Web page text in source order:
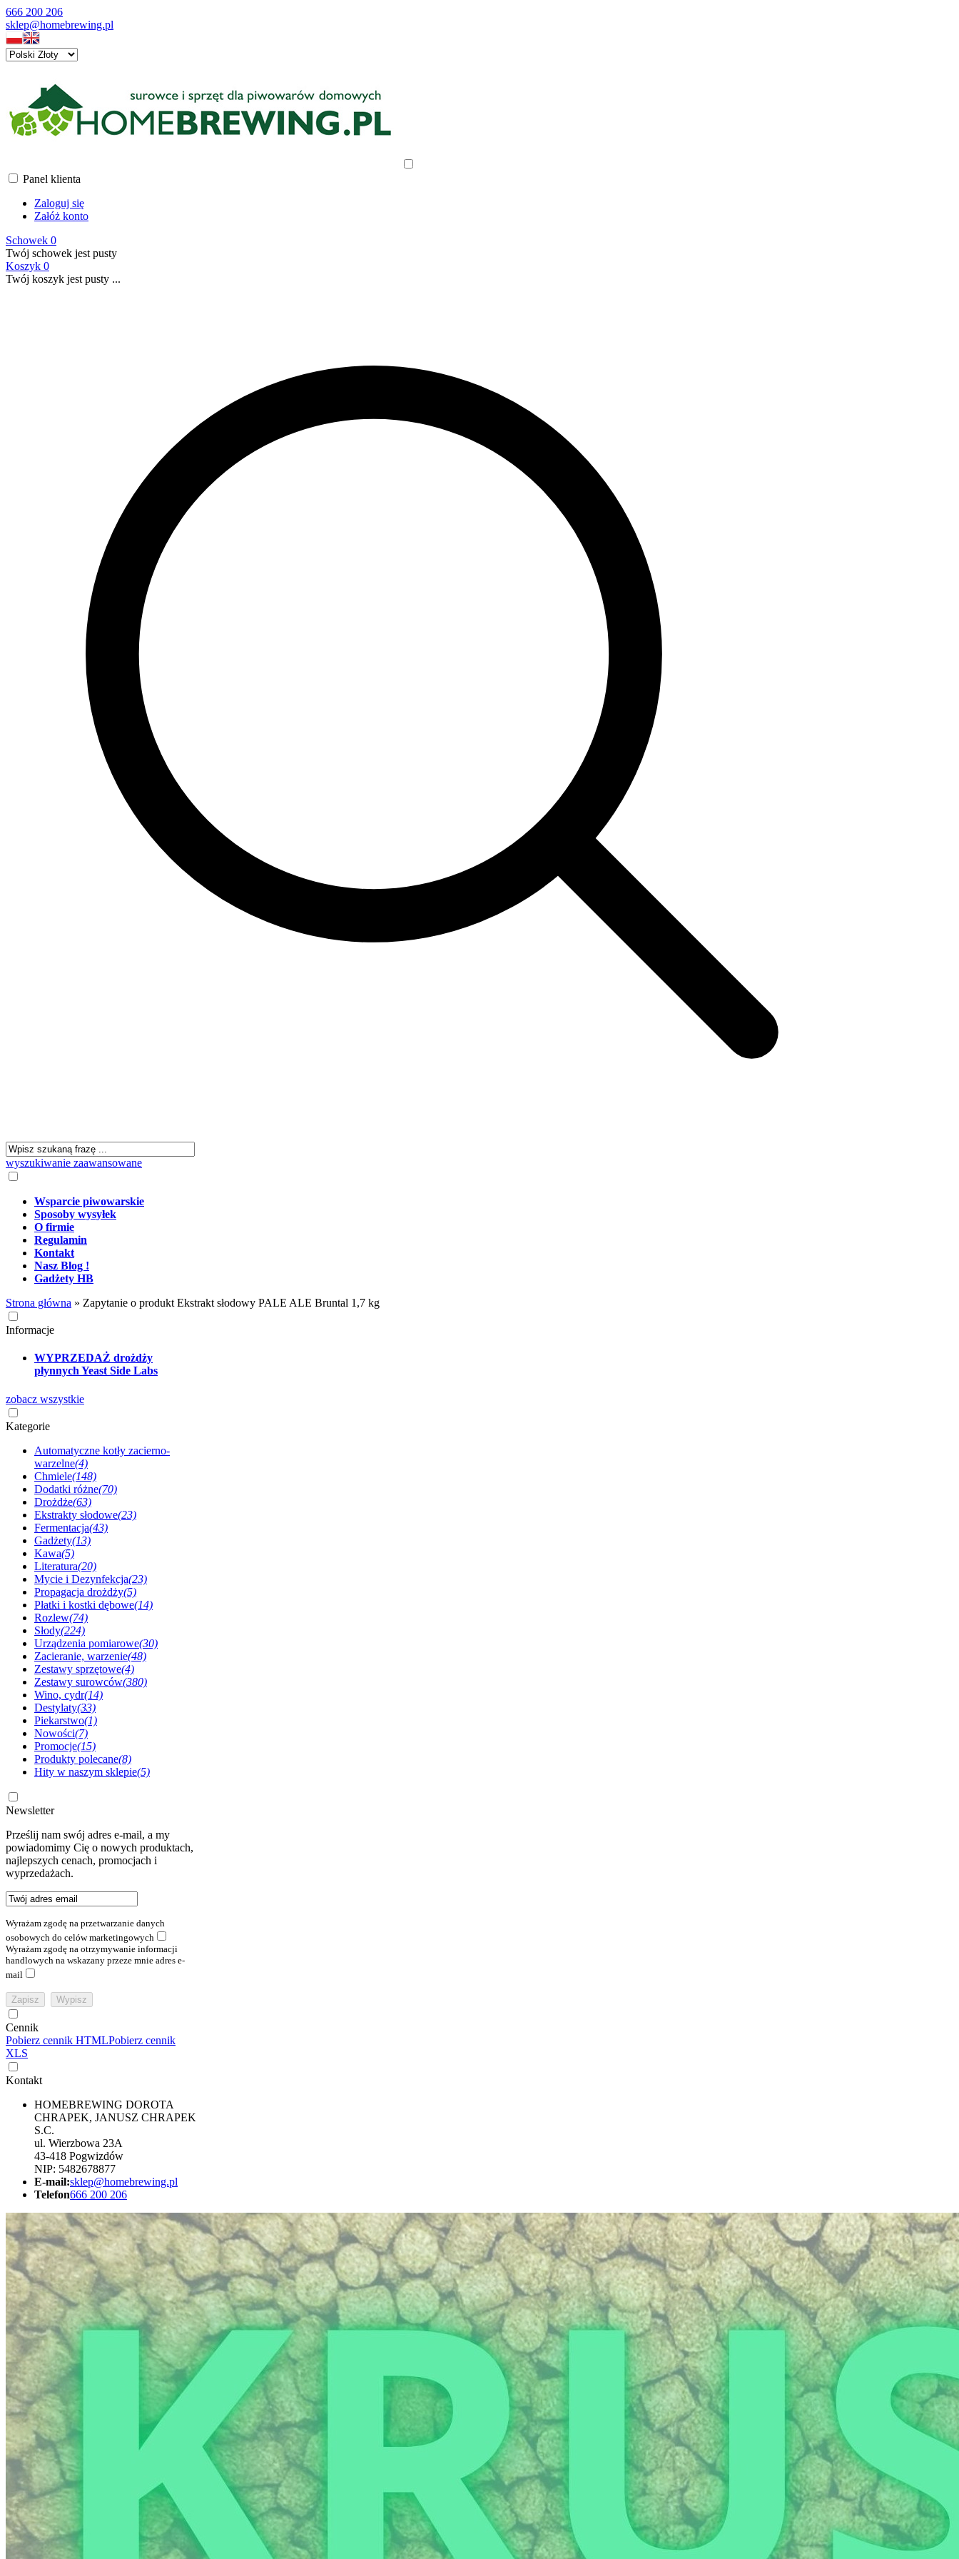
666 200 206
sklep@homebrewing.pl
Panel klienta
Zaloguj się
Załóż konto
Schowek 0
Twój schowek jest pusty
Koszyk 0
Twój koszyk jest pusty ...
wyszukiwanie zaawansowane
Wsparcie piwowarskie
Sposoby wysyłek
O firmie
Regulamin
Kontakt
Nasz Blog !
Gadżety HB
Strona główna » Zapytanie o produkt Ekstrakt słodowy PALE ALE Bruntal 1,7 kg
Informacje
WYPRZEDAŻ drożdży
płynnych Yeast Side Labs
zobacz wszystkie
Kategorie
Automatyczne kotły zacierno-
warzelne(4)
Chmiele(148)
Dodatki różne(70)
Drożdże(63)
Ekstrakty słodowe(23)
Fermentacja(43)
Gadżety(13)
Kawa(5)
Literatura(20)
Mycie i Dezynfekcja(23)
Propagacja drożdży(5)
Płatki i kostki dębowe(14)
Rozlew(74)
Słody(224)
Urządzenia pomiarowe(30)
Zacieranie, warzenie(48)
Zestawy sprzętowe(4)
Zestawy surowców(380)
Wino, cydr(14)
Destylaty(33)
Piekarstwo(1)
Nowości(7)
Promocje(15)
Produkty polecane(8)
Hity w naszym sklepie(5)
Newsletter
Prześlij nam swój adres e-mail, a my
powiadomimy Cię o nowych produktach,
najlepszych cenach, promocjach i
wyprzedażach.
Wyrażam zgodę na przetwarzanie danych
osobowych do celów marketingowych
Wyrażam zgodę na otrzymywanie informacji
handlowych na wskazany przeze mnie adres e-
mail
Cennik
Pobierz cennik HTMLPobierz cennik
XLS
Kontakt
HOMEBREWING DOROTA
CHRAPEK, JANUSZ CHRAPEK
S.C.
ul. Wierzbowa 23A
43-418 Pogwizdów
NIP: 5482678877
E-mail:sklep@homebrewing.pl
Telefon666 200 206